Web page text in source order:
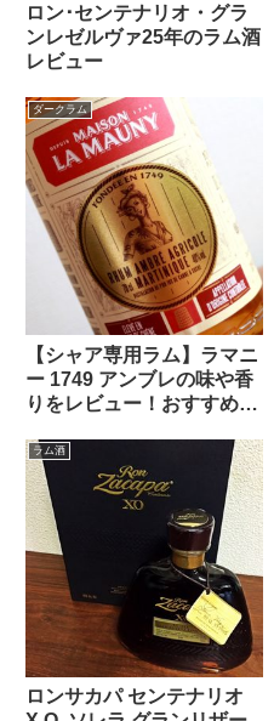
ロン･センテナリオ・グラ
ンレゼルヴァ25年のラム酒
レビュー
ダークラム
【シャア専用ラム】ラマニ
ー 1749 アンブレの味や香
りをレビュー！おすすめの
ラム酒
ロンサカパ センテナリオ